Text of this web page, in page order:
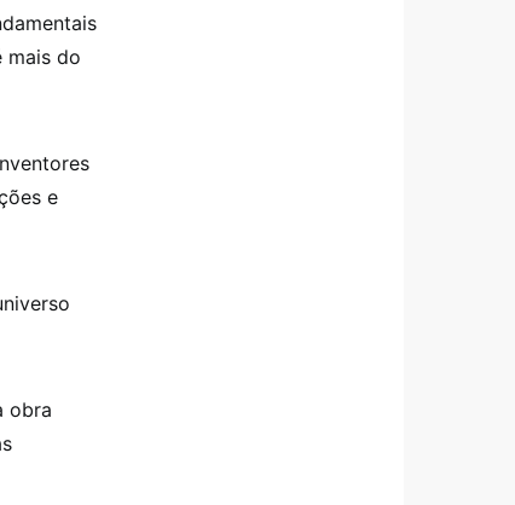
mais do
e
obra